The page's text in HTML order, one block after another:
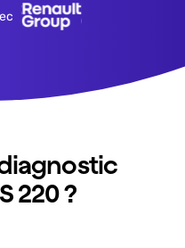
220 ?